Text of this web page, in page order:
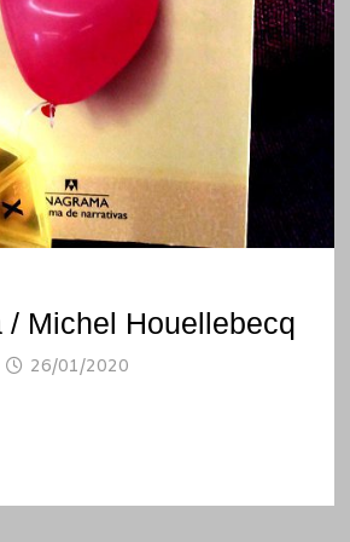
/ Michel Houellebecq
26/01/2020